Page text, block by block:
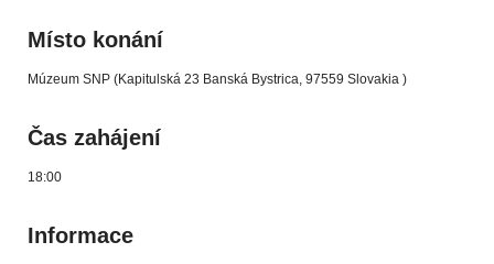
Místo konání
Múzeum SNP (Kapitulská 23 Banská Bystrica, 97559 Slovakia )
Čas zahájení
18:00
Informace